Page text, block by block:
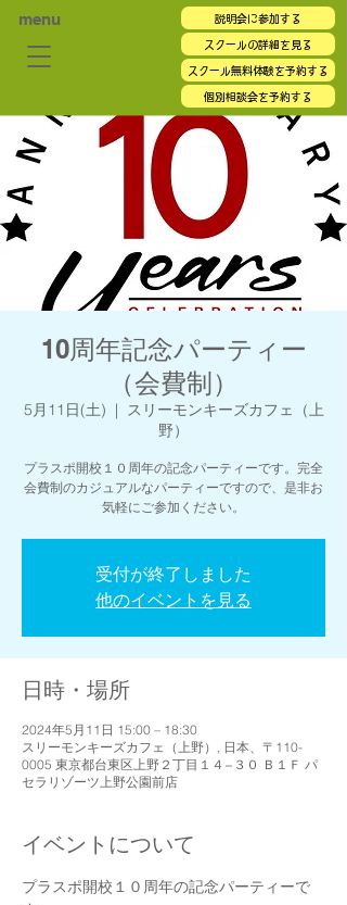
menu 説明会に参加する
スクールの詳細を見る
スクール無料体験を予約する
個別相談会を予約する
10周年記念パーティー
（会費制）
5月11日(土)
  |
スリーモンキーズカフェ（上
野）
プラスポ開校１０周年の記念パーティーです。完全
会費制のカジュアルなパーティーですので、是非お
気軽にご参加ください。
受付が終了しました
他のイベントを見る
日時・場所
2024年5月11日 15:00 – 18:30
スリーモンキーズカフェ（上野）, 日本、〒110-
0005 東京都台東区上野２丁目１４−３０ Ｂ１Ｆ パ
セラリゾーツ上野公園前店
イベントについて
プラスポ開校１０周年の記念パーティーで